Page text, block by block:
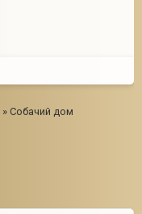
» Собачий дом